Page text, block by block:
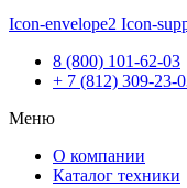
Icon-envelope2 Icon-
8 (800) 101-62-03
+ 7 (812) 309-23-
Меню
О компании
Каталог техники